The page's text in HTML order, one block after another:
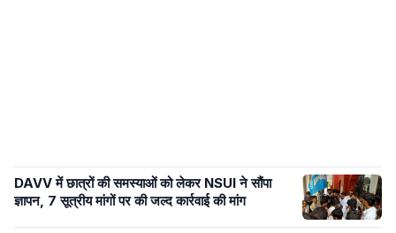
DAVV में छात्रों की समस्याओं को लेकर NSUI ने सौंपा
ज्ञापन, 7 सूत्रीय मांगों पर की जल्द कार्रवाई की मांग